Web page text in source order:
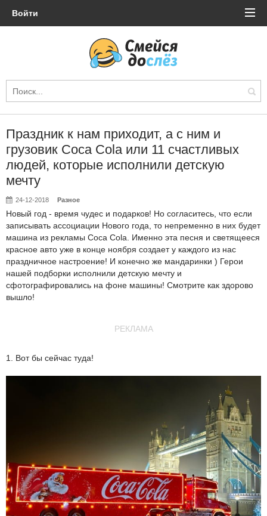
Войти
Праздник к нам приходит, а с ним и
грузовик Coca Cola или 11 счастливых
людей, которые исполнили детскую
мечту
24-12-2018 Разное
Новый год - время чудес и подарков! Но согласитесь, что если
записывать ассоциации Нового года, то непременно в них будет
машина из рекламы Coca Cola. Именно эта песня и светящееся
красное авто уже в конце ноября создает у каждого из нас
праздничное настроение! И конечно же мандаринки ) Герои
нашей подборки исполнили детскую мечту и
сфотографировались на фоне машины! Смотрите как здорово
вышло!
РЕКЛАМА
1. Вот бы сейчас туда!